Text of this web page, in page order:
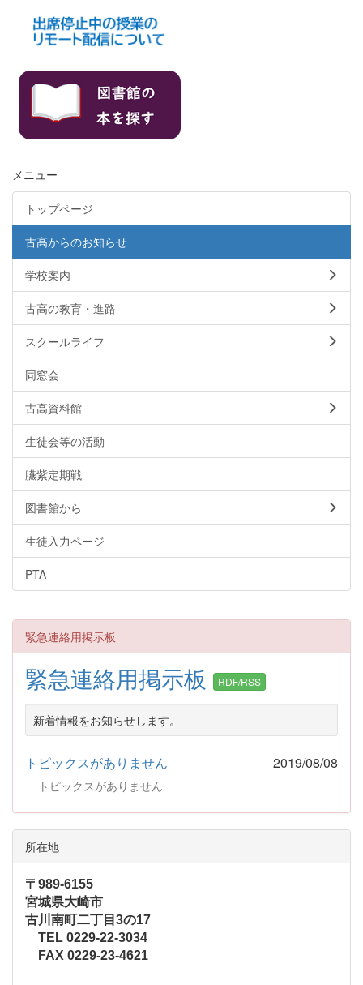
メニュー
トップページ
古高からのお知らせ
学校案内
古高の教育・進路
スクールライフ
同窓会
古高資料館
生徒会等の活動
臙紫定期戦
図書館から
生徒入力ページ
PTA
緊急連絡用掲示板
緊急連絡用掲示板 RDF/RSS
新着情報をお知らせします。
トピックスがありません 2019/08/08
トピックスがありません
所在地
〒989-6155
宮城県大崎市
古川南町二丁目3の17
TEL 0229-22-3034
FAX 0229-23-4621